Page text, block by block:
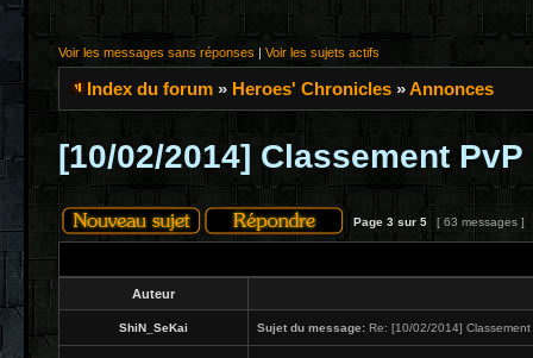
Voir les messages sans réponses | Voir les sujets actifs
Index du forum » Heroes' Chronicles »Annonces
[10/02/2014] Classement PvP
Page 3 sur 5 [ 63 messages ]
Auteur
ShiN_SeKai Sujet du message: Re: [10/02/2014]